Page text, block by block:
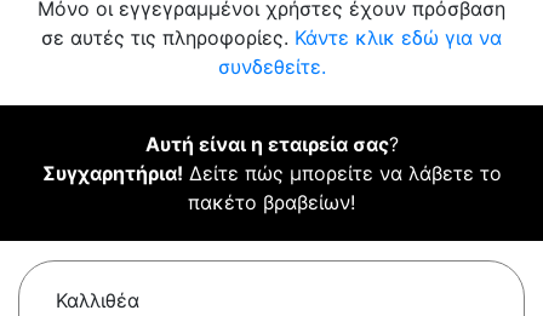
Μόνο οι εγγεγραμμένοι χρήστες έχουν πρόσβαση
σε αυτές τις πληροφορίες. Κάντε κλικ εδώ για να
συνδεθείτε.
Αυτή είναι η εταιρεία σας?
Συγχαρητήρια! Δείτε πώς μπορείτε να λάβετε το
πακέτο βραβείων!
Καλλιθέα